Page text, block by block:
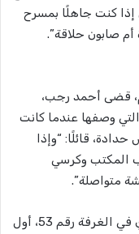
كنت جاهلًا بمسرح
صابون حلاقة”.
قضى أحمد رجب،
وصفها عندما كانت
الحكيم، بأنها تطل على 5 ورش حدادة، قائلًا: “وإذا
المكتب وكرسي
متواصلة”.
وفي موضع آخر يقول:” قضيت نصف عمري في الغرفة رقم 53، أول